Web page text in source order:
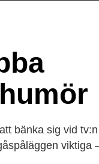
bänka sig vid
viktiga